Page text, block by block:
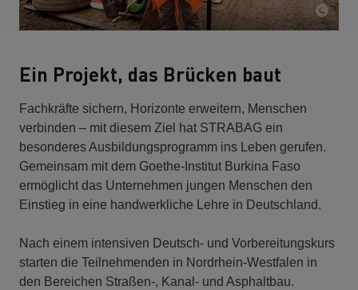
Ein Projekt, das Brücken baut
Fachkräfte sichern, Horizonte erweitern, Menschen
verbinden – mit diesem Ziel hat STRABAG ein
besonderes Ausbildungsprogramm ins Leben gerufen.
Gemeinsam mit dem Goethe-Institut Burkina Faso
ermöglicht das Unternehmen jungen Menschen den
Einstieg in eine handwerkliche Lehre in Deutschland.
Nach einem intensiven Deutsch- und Vorbereitungskurs
starten die Teilnehmenden in Nordrhein-Westfalen in
den Bereichen Straßen-, Kanal- und Asphaltbau.